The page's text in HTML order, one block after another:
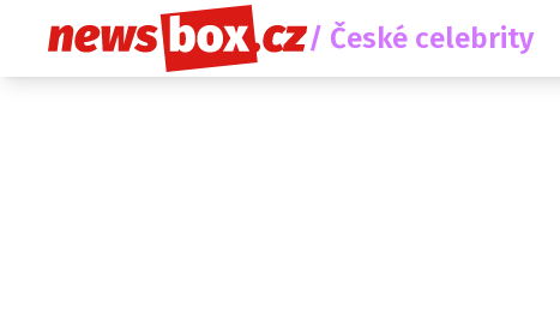
/ České celebrity